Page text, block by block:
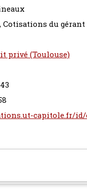
du gérant
privé (Toulouse)
capitole.fr/